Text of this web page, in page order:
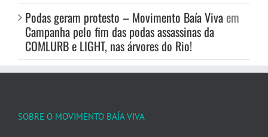
Podas geram protesto – Movimento Baía Viva em
Campanha pelo fim das podas assassinas da
COMLURB e LIGHT, nas árvores do Rio!
SOBRE O MOVIMENTO BAÍA VIVA